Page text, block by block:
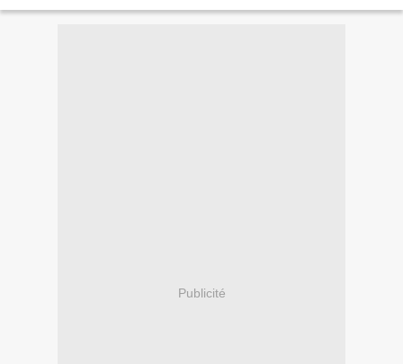
Publicité